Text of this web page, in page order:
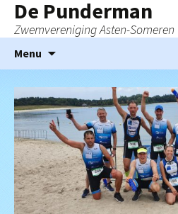
De Punderman
Zwemvereniging Asten-Someren
Menu
inhoud